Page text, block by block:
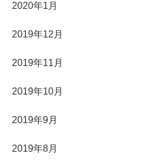
2020年1月
2019年12月
2019年11月
2019年10月
2019年9月
2019年8月